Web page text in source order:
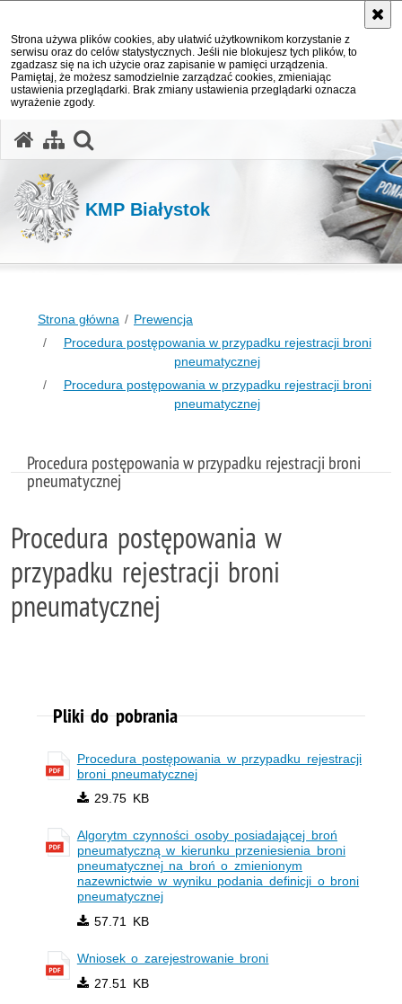
Strona używa plików cookies, aby ułatwić użytkownikom korzystanie z
serwisu oraz do celów statystycznych. Jeśli nie blokujesz tych plików, to
zgadzasz się na ich użycie oraz zapisanie w pamięci urządzenia.
Pamiętaj, że możesz samodzielnie zarządzać cookies, zmieniając
ustawienia przeglądarki. Brak zmiany ustawienia przeglądarki oznacza
wyrażenie zgody.
KMP Białystok
Strona główna
Prewencja
Procedura postępowania w przypadku rejestracji broni
pneumatycznej
Procedura postępowania w przypadku rejestracji broni
pneumatycznej
Procedura postępowania w przypadku rejestracji broni
pneumatycznej
Procedura postępowania w
przypadku rejestracji broni
pneumatycznej
Pliki do pobrania
Procedura postępowania w przypadku rejestracji
broni pneumatycznej
29.75 KB
Algorytm czynności osoby posiadającej broń
pneumatyczną w kierunku przeniesienia broni
pneumatycznej na broń o zmienionym
nazewnictwie w wyniku podania definicji o broni
pneumatycznej
57.71 KB
Wniosek o zarejestrowanie broni
27.51 KB